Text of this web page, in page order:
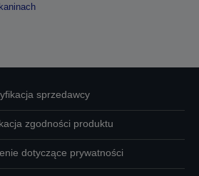
sprzedawcy
zgodności produktu
dotyczące prywatności